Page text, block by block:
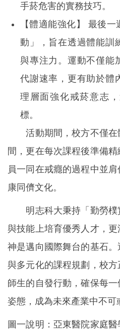
手菸危害的實務技巧。
【體適能強化】 最後
動」，旨在透過體能訓
與專注力。運動不僅能
代謝速率，更有助於體
理層面強化戒菸意志
標。
活動期間，校方不僅在
間，更在每次課程後準備
員一同在戒癮的過程中並
康同儕文化。
明志科大秉持「勤勞樸
與技能上培育優秀人才，
神是邁向國際舞台的基石
與多元化的課程規劃，校
師生的自發行動，確保每
姿態，成為未來產業中不可
圖一說明：亞東醫院家庭